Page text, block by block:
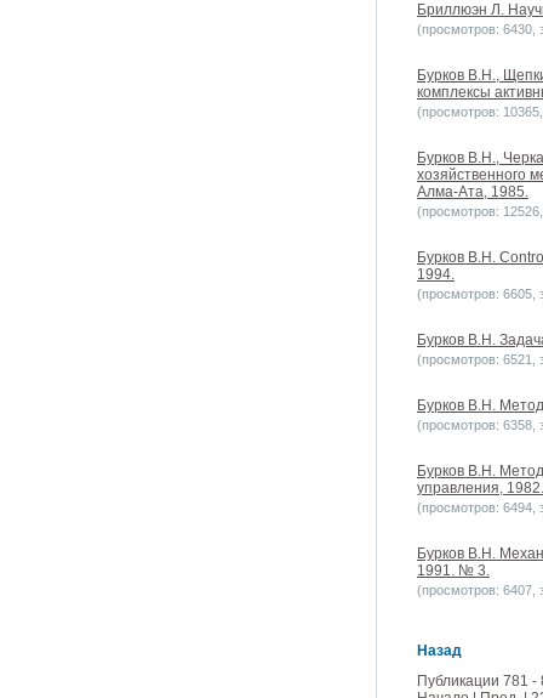
Бриллюэн Л.
(просмотров: 6430,
Бурков B.H.,
комплексы
(просмотров:
Бурков В.H.,
хозяйственного
Алма-Ата, 1985.
(просмотров:
Бурков В.Н.
1994.
(просмотров: 6605,
Бурков В.Н.
(просмотров: 6521,
Бурков В.Н.
(просмотров: 6358,
Бурков В.Н.
управления, 1982.
(просмотров: 6494,
Бурков В.Н.
1991. № 3.
(просмотров: 6407,
Назад
Публикации 781 -